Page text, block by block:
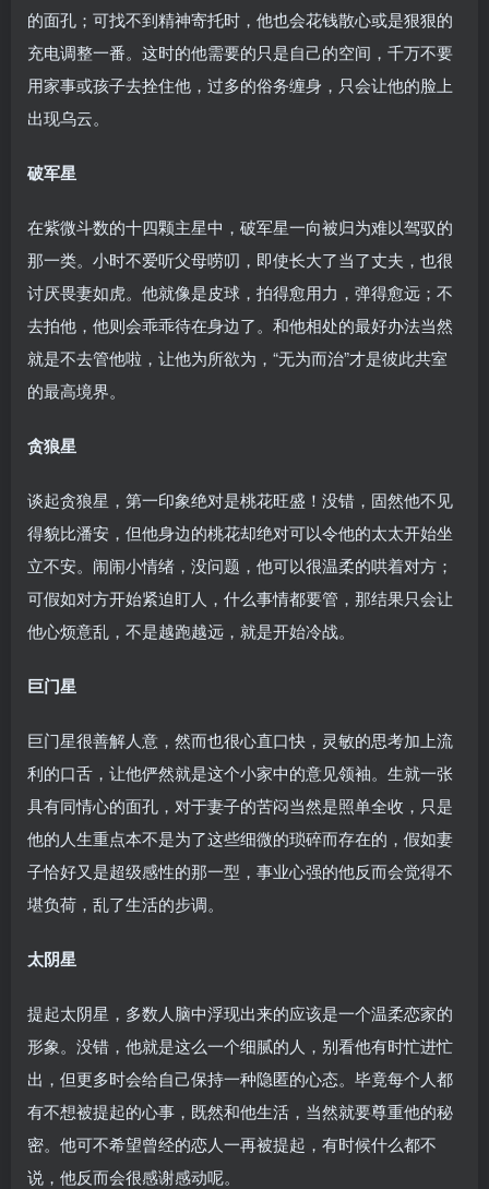
的面孔；可找不到精神寄托时，他也会花钱散心或是狠狠的
充电调整一番。这时的他需要的只是自己的空间，千万不要
用家事或孩子去拴住他，过多的俗务缠身，只会让他的脸上
出现乌云。
破军星
在紫微斗数的十四颗主星中，破军星一向被归为难以驾驭的
那一类。小时不爱听父母唠叨，即使长大了当了丈夫，也很
讨厌畏妻如虎。他就像是皮球，拍得愈用力，弹得愈远；不
去拍他，他则会乖乖待在身边了。和他相处的最好办法当然
就是不去管他啦，让他为所欲为，“无为而治”才是彼此共室
的最高境界。
贪狼星
谈起贪狼星，第一印象绝对是桃花旺盛！没错，固然他不见
得貌比潘安，但他身边的桃花却绝对可以令他的太太开始坐
立不安。闹闹小情绪，没问题，他可以很温柔的哄着对方；
可假如对方开始紧迫盯人，什么事情都要管，那结果只会让
他心烦意乱，不是越跑越远，就是开始冷战。
巨门星
巨门星很善解人意，然而也很心直口快，灵敏的思考加上流
利的口舌，让他俨然就是这个小家中的意见领袖。生就一张
具有同情心的面孔，对于妻子的苦闷当然是照单全收，只是
他的人生重点本不是为了这些细微的琐碎而存在的，假如妻
子恰好又是超级感性的那一型，事业心强的他反而会觉得不
堪负荷，乱了生活的步调。
太阴星
提起太阴星，多数人脑中浮现出来的应该是一个温柔恋家的
形象。没错，他就是这么一个细腻的人，别看他有时忙进忙
出，但更多时会给自己保持一种隐匿的心态。毕竟每个人都
有不想被提起的心事，既然和他生活，当然就要尊重他的秘
密。他可不希望曾经的恋人一再被提起，有时候什么都不
说，他反而会很感谢感动呢。